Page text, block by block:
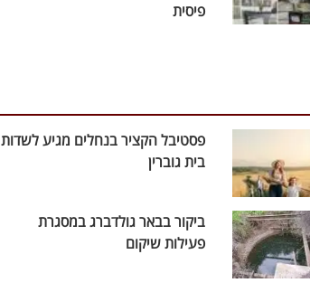
פיסית
פסטיבל הקציר בנחלים מגיע לשדות
בית גוברין
ביקור בבאר גולדברג במסגרת
פעילות שיקום